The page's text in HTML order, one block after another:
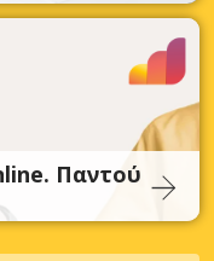
Παντού